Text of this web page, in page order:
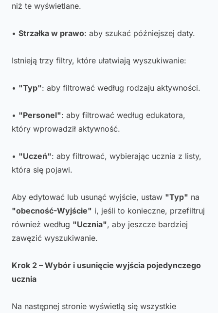
niż te wyświetlane.
• Strzałka w prawo: aby szukać późniejszej daty.
Istnieją trzy filtry, które ułatwiają wyszukiwanie:
• "Typ": aby filtrować według rodzaju aktywności.
• "Personel": aby filtrować według edukatora,
który wprowadził aktywność.
• "Uczeń": aby filtrować, wybierając ucznia z listy,
która się pojawi.
Aby edytować lub usunąć wyjście, ustaw "Typ" na
"obecność-Wyjście" i, jeśli to konieczne, przefiltruj
również według "Ucznia", aby jeszcze bardziej
zawęzić wyszukiwanie.
Krok 2 – Wybór i usunięcie wyjścia pojedynczego
ucznia
Na następnej stronie wyświetlą się wszystkie